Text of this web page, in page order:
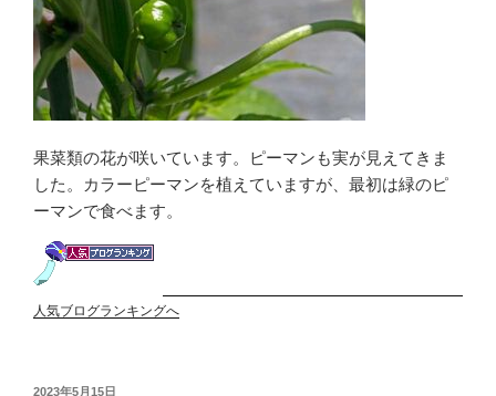
果菜類の花が咲いています。ピーマンも実が見えてきま
した。カラーピーマンを植えていますが、最初は緑のピ
ーマンで食べます。
人気ブログランキングへ
投
2023年5月15日